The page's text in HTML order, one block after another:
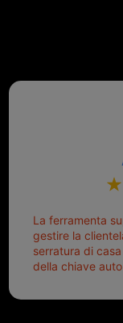
La ferramenta
gestire la
serratura di
della chiave
meglio